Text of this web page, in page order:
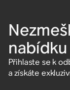
nabídku
Přihlaste se k
a získáte